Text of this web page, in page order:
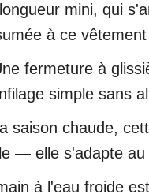
mini, qui
à ce
fermeture à
simple sans
saison chaude,
— elle s'adapte
à l'eau froide